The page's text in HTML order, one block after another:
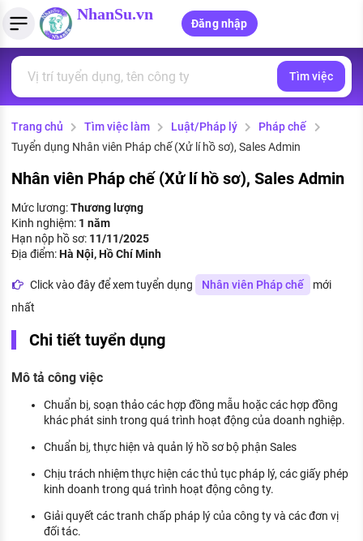
NhanSu.vn
Đăng nhập
Tìm việc làm
Việc làm ngành luật
Việc làm tốt nhất
CÔNG TY
Danh sách nhà tuyển dụng
Quản lý CV
Tải CV lên
MẪU CV THEO STYLE
Mẫu CV đơn giản
Mẫu CV hiện đại
Tính lương Gross - Net
Tính thuế thu nhập cá nhân
PHÁP LUẬT VIỆT NAM
Văn bản pháp luật
Chính sách mới
PHÁP LUẬT LAO ĐỘNG
Lao động và tiền lương
Bảo hiểm và phúc lợi
Thuế thu nhập
Chính sách lao động
KHÁM PHÁ NGHỀ NGHIỆP
Tử vi nghề nghiệp
Kỹ năng nghề nghiệp
HƯỚNG NGHIỆP VIỆC LÀM
Đặc trưng từng nghề
Xu hướng việc làm
Tìm việc
Trang chủ Tìm việc làm Luật/Pháp lý
Pháp chế
Tuyển dụng Nhân viên Pháp chế (Xử lí hồ sơ), Sales Admin
Nhân viên Pháp chế (Xử lí hồ sơ), Sales Admin
Mức lương:Thương lượng
Kinh nghiệm: 1 năm
Hạn nộp hồ sơ: 11/11/2025
Địa điểm:Hà Nội, Hồ Chí Minh
Click vào đây để xem tuyển dụng Nhân viên Pháp chế
mới
nhất
Chi tiết tuyển dụng
Mô tả công việc
Chuẩn bị, soạn thảo các hợp đồng mẫu hoặc các hợp đồng
khác phát sinh trong quá trình hoạt động của doanh nghiệp.
Chuẩn bị, thực hiện và quản lý hồ sơ bộ phận Sales
Chịu trách nhiệm thực hiện các thủ tục pháp lý, các giấy phép
kinh doanh trong quá trình hoạt động công ty.
Giải quyết các tranh chấp pháp lý của công ty và các đơn vị
đối tác.